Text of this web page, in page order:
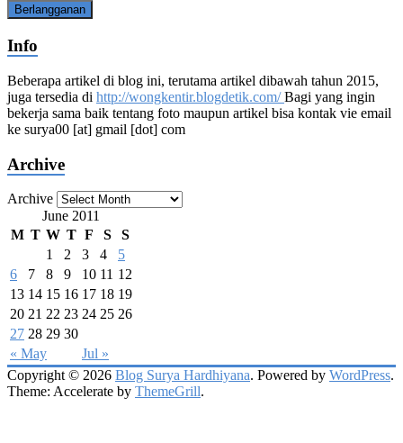
Info
Beberapa artikel di blog ini, terutama artikel dibawah tahun 2015,
juga tersedia di http://wongkentir.blogdetik.com/Bagi yang ingin
bekerja sama baik tentang foto maupun artikel bisa kontak vie email
ke surya00 [at] gmail [dot] com
Archive
Archive
June 2011
M T W T F S S
« May Jul »
1 2 3 4
5
6
7 8 9 10 11 12
13 14 15 16 17 18 19
20 21 22 23 24 25 26
27 28 29 30
Copyright © 2026 Blog Surya Hardhiyana. Powered by WordPress.
Theme: Accelerate by ThemeGrill.